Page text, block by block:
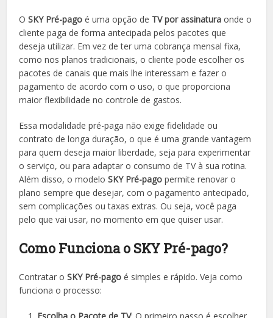
OSKY Pré-pago é uma opção de TV por assinatura onde o
cliente paga de forma antecipada pelos pacotes que
deseja utilizar. Em vez de ter uma cobrança mensal fixa,
como nos planos tradicionais, o cliente pode escolher os
pacotes de canais que mais lhe interessam e fazer o
pagamento de acordo com o uso, o que proporciona
maior flexibilidade no controle de gastos.
Essa modalidade pré-paga não exige fidelidade ou
contrato de longa duração, o que é uma grande vantagem
para quem deseja maior liberdade, seja para experimentar
o serviço, ou para adaptar o consumo de TV à sua rotina.
Além disso, o modeloSKY Pré-pago permite renovar o
plano sempre que desejar, com o pagamento antecipado,
sem complicações ou taxas extras. Ou seja, você paga
pelo que vai usar, no momento em que quiser usar.
Como Funciona o SKY Pré-pago?
Contratar oSKY Pré-pago é simples e rápido. Veja como
funciona o processo:
Escolha o Pacote de TV: O primeiro passo é escolher